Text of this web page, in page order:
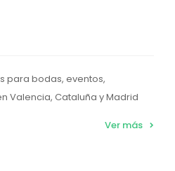
para bodas, eventos,
Valencia, Cataluña y Madrid
Ver más